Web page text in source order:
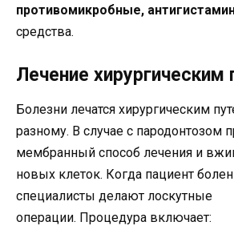
противомикробные,
средства.
Лечение хирургическим
Болезни лечатся хирургическим
разному. В случае с пародонтозом
мембранный способ лечения и
новых клеток. Когда пациент
специалисты делают лоскутные
операции. Процедура включает: